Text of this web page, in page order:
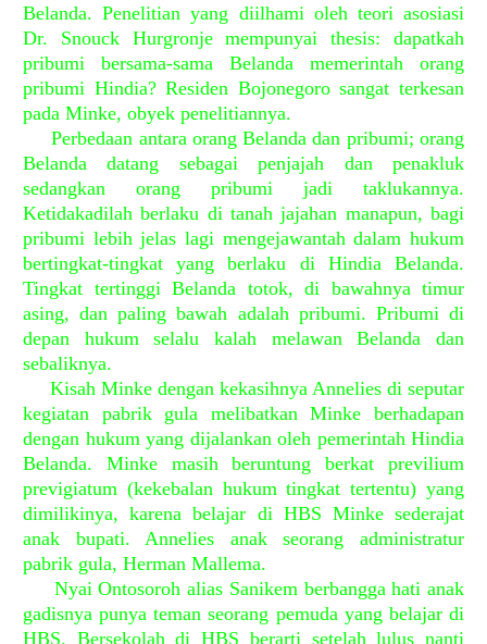
Belanda. Penelitian yang diilhami oleh teori asosiasi
Dr. Snouck Hurgronje mempunyai thesis: dapatkah
pribumi bersama-sama Belanda memerintah orang
pribumi Hindia? Residen Bojonegoro sangat terkesan
pada Minke, obyek penelitiannya.
Perbedaan antara orang Belanda dan pribumi; orang
Belanda datang sebagai penjajah dan penakluk
sedangkan orang pribumi jadi taklukannya.
Ketidakadilah berlaku di tanah jajahan manapun, bagi
pribumi lebih jelas lagi mengejawantah dalam hukum
bertingkat-tingkat yang berlaku di Hindia Belanda.
Tingkat tertinggi Belanda totok, di bawahnya timur
asing, dan paling bawah adalah pribumi. Pribumi di
depan hukum selalu kalah melawan Belanda dan
sebaliknya.
Kisah Minke dengan kekasihnya Annelies di seputar
kegiatan pabrik gula melibatkan Minke berhadapan
dengan hukum yang dijalankan oleh pemerintah Hindia
Belanda. Minke masih beruntung berkat previlium
previgiatum (kekebalan hukum tingkat tertentu) yang
dimilikinya, karena belajar di HBS Minke sederajat
anak bupati. Annelies anak seorang administratur
pabrik gula, Herman Mallema.
Nyai Ontosoroh alias Sanikem berbangga hati anak
gadisnya punya teman seorang pemuda yang belajar di
HBS. Bersekolah di HBS berarti setelah lulus nanti